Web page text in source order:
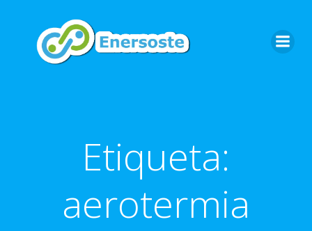
contenido
Etiqueta:
aerotermia